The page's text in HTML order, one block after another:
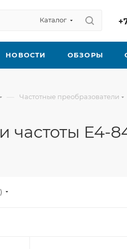
Каталог
НОВОСТИ ОБЗОРЫ
— Частотные преобразователи
частоты E4-